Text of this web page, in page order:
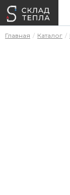
Главная Каталог